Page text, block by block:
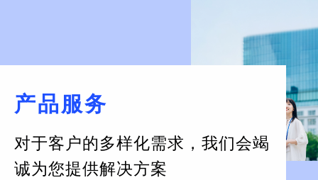
产品服务
对于客户的多样化需求， 我们会竭
诚为您提供解决方案